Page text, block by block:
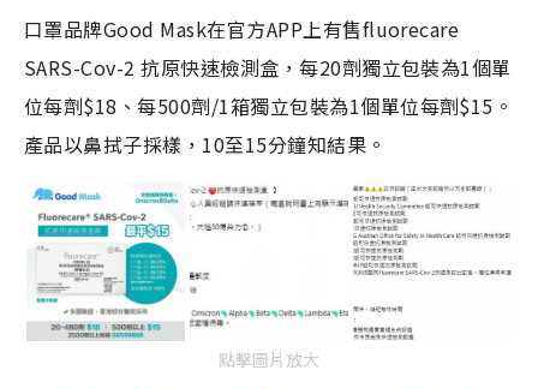
口罩品牌Good Mask在官方APP上有售fluorecare
SARS-Cov-2 抗原快速檢測盒，每20劑獨立包裝為1個單
位每劑$18、每500劑/1箱獨立包裝為1個單位每劑$15。
產品以鼻拭子採樣，10至15分鐘知結果。
點擊圖片放大